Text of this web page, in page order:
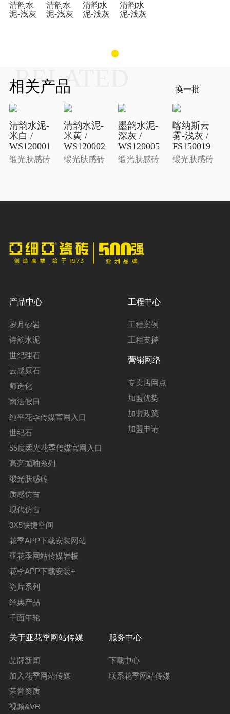
清韵水
泥-浅灰
清韵水
泥-浅灰
清韵水
泥-浅灰
清韵水
泥-浅灰
相关产品
RELATED 换一批
清韵水泥-
米白 /
WS120001
缎光肤感砖
清韵水泥-
米黄 /
WS120002
缎光肤感砖
墨韵水泥-
深灰 /
WS120005
缎光肤感砖
喀纳斯云
雾-浅灰 /
FS150019
缎光肤感砖
产品中心
岁月砂岩
诗韵水泥
世纪理石
云感原石
师造化
南法假日
纯平花季传媒官网入口
世纪石
55度柔光花季传媒官网入口
高亮抛釉系列
缎光肤感砖
质感仿古
现代仿古
3X5快捷空间
花季APP下载安装网站
亚花季网站传媒岩板
花季APP下载安装+
瓷片系列
经典产品
千面年轮
工程中心
工程案例
工程支持
营销网络
专卖店网点
加盟优势
加盟政策
加盟申请
关于亚花季网站传媒
品牌新闻
加入花季网站传媒
荣誉资质
视频&VR
服务中心
下载中心
联系花季网站传媒